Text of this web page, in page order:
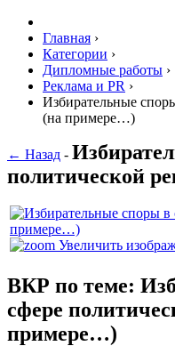
Главная ›
Категории ›
Дипломные работы ›
Реклама и PR ›
Избирательные
(на примере…)
← Назад -
политической
Увеличить
ВКР по теме:
сфере
примере…)